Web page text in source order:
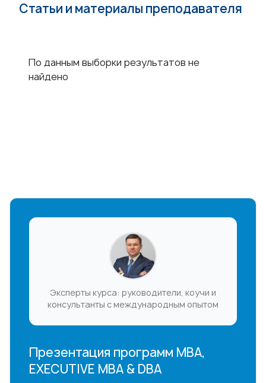
Статьи и материалы преподавателя
По данным выборки результатов не
найдено
Эксперты курса: руководители, коучи и
консультанты с международным опытом
Презентация программ MBA,
EXECUTIVE MBA & DBA